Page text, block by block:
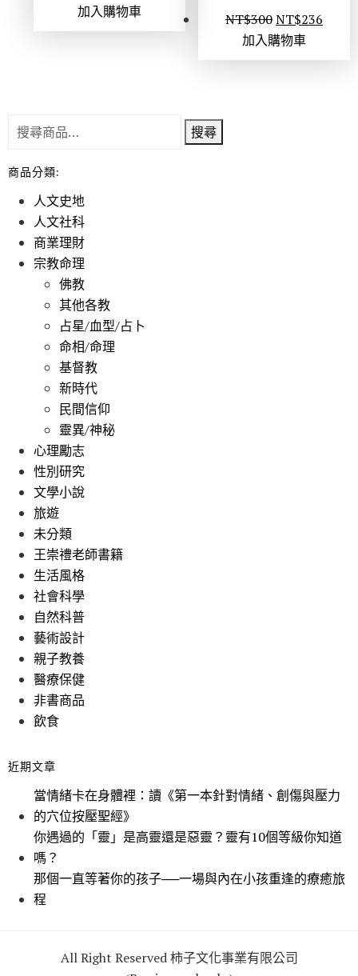
加入購物車
NT$300NT$236
加入購物車
搜尋
商品分類:
人文史地
人文社科
商業理財
宗教命理
佛教
其他各教
占星/血型/占卜
命相/命理
基督教
新時代
民間信仰
靈異/神秘
心理勵志
性別研究
文學小說
旅遊
未分類
王崇禮老師書籍
生活風格
社會科學
自然科普
藝術設計
親子教養
醫療保健
非書商品
飲食
近期文章
當情緒卡在身體裡：讀《第一本針對情緒、創傷與壓力
的穴位按壓聖經》
你遇過的「靈」是高靈還是惡靈？靈有10個等級你知道
嗎？
那個一直等著你的孩子──一場與內在小孩重逢的療癒旅
程
All Right Reserved 柿子文化事業有限公司